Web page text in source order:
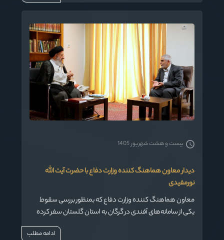
دیدار معاون هماهنگ کننده وزارت دفاع با حضرت آیت الله
نورمفیدی
معاون هماهنگ کننده وزارت دفاع که بمنظور بررسی سقوط
یکی از سامانه‌های آفندی در گرگان به استان گلستان سفر کرده
است، با نماینده ولی فقیه دراستان وامام جمعه گرگان دیدار و
بیست و هشت شهریور 1405
ادامه مطلب